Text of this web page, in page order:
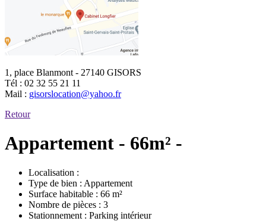
1, place Blanmont - 27140 GISORS
Tél : 02 32 55 21 11
Mail : gisorslocation@yahoo.fr
Retour
Appartement - 66m² -
Localisation :
Type de bien : Appartement
Surface habitable : 66 m²
Nombre de pièces : 3
Stationnement : Parking intérieur